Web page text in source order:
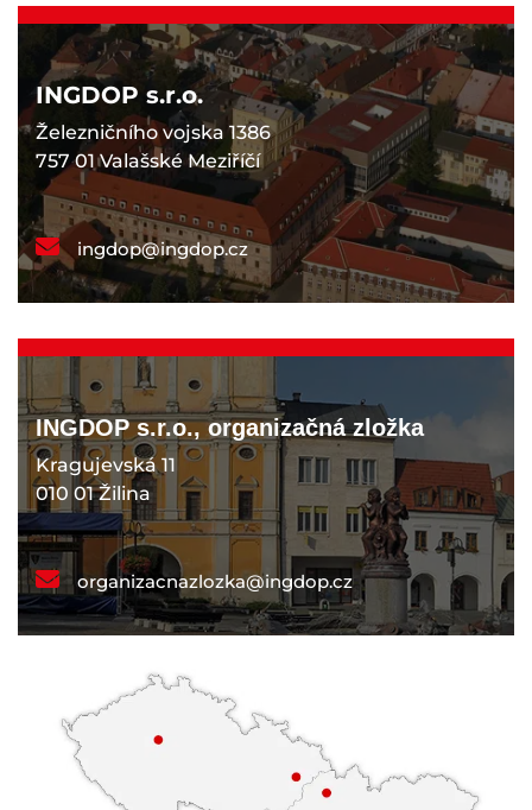
INGDOP s.r.o.
Železničního vojska 1386
757 01 Valašské Meziříčí
ingdop@ingdop.cz
INGDOP s.r.o., organizačná zložka
Kragujevská 11
010 01 Žilina
organizacnazlozka@ingdop.cz